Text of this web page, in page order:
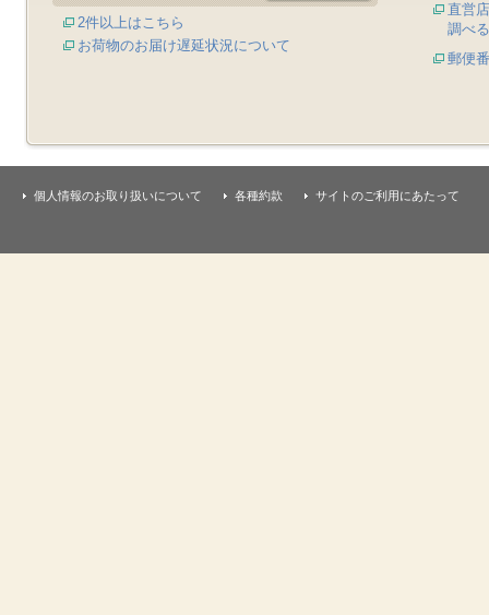
2件以上はこちら
お荷物のお届け遅延状況について
直営
調べる
郵便
個人情報のお取り扱いについて 各種約款 サイトのご利用にあたって